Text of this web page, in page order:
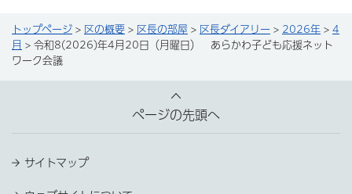
トップページ > 区の概要 > 区長の部屋 > 区長ダイアリー > 2026年 > 4
月 > 令和8(2026)年4月20日（月曜日） あらかわ子ども応援ネット
ワーク会議
ページの先頭へ
サイトマップ